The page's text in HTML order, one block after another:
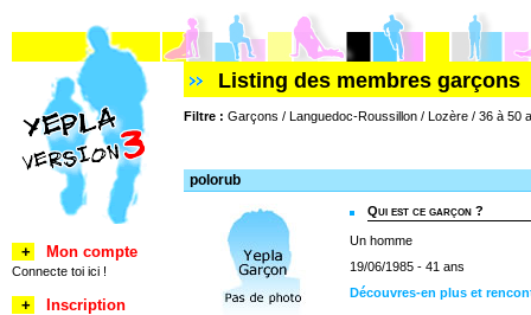
Listing des membres garçons
Filtre : Garçons / Languedoc-Roussillon / Lozère / 36 à 50
polorub
Qui est ce garçon ?
Un homme
19/06/1985 - 41 ans
Découvres-en plus et
+ Mon compte
Connecte toi ici !
+
Inscription